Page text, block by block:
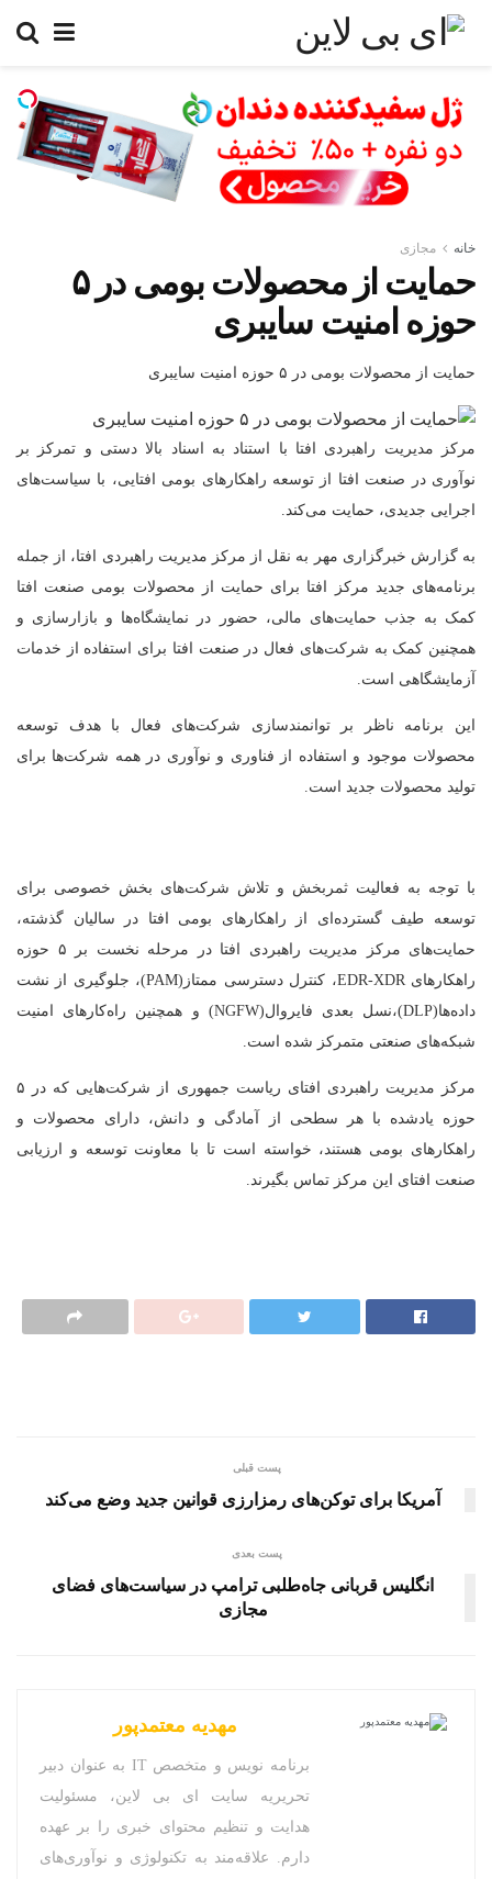
خانه مجازی
حمایت از محصولات بومی در ۵
حوزه امنیت سایبری
حمایت از محصولات بومی در ۵ حوزه امنیت سایبری
مرکز مدیریت راهبردی افتا با استناد به اسناد بالا دستی و تمرکز بر
نوآوری در صنعت افتا از توسعه راهکارهای بومی افتایی، با سیاست‌های
اجرایی جدیدی، حمایت می‌کند.
به گزارش خبرگزاری مهر به نقل از مرکز مدیریت راهبردی افتا، از جمله
برنامه‌های جدید مرکز افتا برای حمایت از محصولات بومی صنعت افتا
کمک به جذب حمایت‌های مالی، حضور در نمایشگاه‌ها و بازارسازی و
همچنین کمک به شرکت‌های فعال در صنعت افتا برای استفاده از خدمات
آزمایشگاهی است.
این برنامه ناظر بر توانمندسازی شرکت‌های فعال با هدف توسعه
محصولات موجود و استفاده از فناوری و نوآوری در همه شرکت‌ها برای
تولید محصولات جدید است.
با توجه به فعالیت ثمربخش و تلاش شرکت‌های بخش خصوصی برای
توسعه طیف گسترده‌ای از راهکارهای بومی افتا در سالیان گذشته،
حمایت‌های مرکز مدیریت راهبردی افتا در مرحله نخست بر ۵ حوزه
راهکارهای EDR-XDR، کنترل دسترسی ممتاز(PAM)، جلوگیری از نشت
داده‌ها(DLP)،نسل بعدی فایروال(NGFW) و همچنین راه‌کارهای امنیت
شبکه‌های صنعتی متمرکز شده است.
مرکز مدیریت راهبردی افتای ریاست جمهوری از شرکت‌هایی که در ۵
حوزه یادشده با هر سطحی از آمادگی و دانش، دارای محصولات و
راهکارهای بومی هستند، خواسته است تا با معاونت توسعه و ارزیابی
صنعت افتای این مرکز تماس بگیرند.
پست قبلی
آمریکا برای توکن‌های رمزارزی قوانین جدید وضع می‌کند
پست بعدی
انگلیس قربانی جاه‌طلبی ترامپ در سیاست‌های فضای
مجازی
مهدیه معتمدپور
برنامه نویس و متخصص IT به عنوان دبیر
تحریریه سایت ای بی لاین، مسئولیت
هدایت و تنظیم محتوای خبری را بر عهده
دارم. علاقه‌مند به تکنولوژی و نوآوری‌های